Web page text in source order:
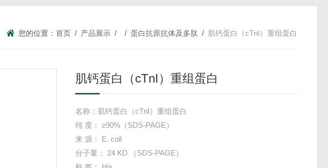
您的位置： 首页 / 产品展示 / / 蛋白抗原抗体及多肽 / 肌钙蛋白（cTnI）重组蛋白
肌钙蛋白（cTnI）重组蛋白
名称：肌钙蛋白（cTnI）重组蛋白
纯 度： ≥90%（SDS-PAGE）
来 源： E. coil
分子量： 24 KD （SDS-PAGE）